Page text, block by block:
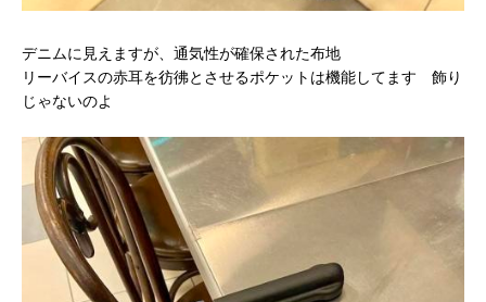
デニムに見えますが、通気性が確保された布地
リーバイスの赤耳を彷彿とさせるポケットは機能してます 飾り
じゃないのよ